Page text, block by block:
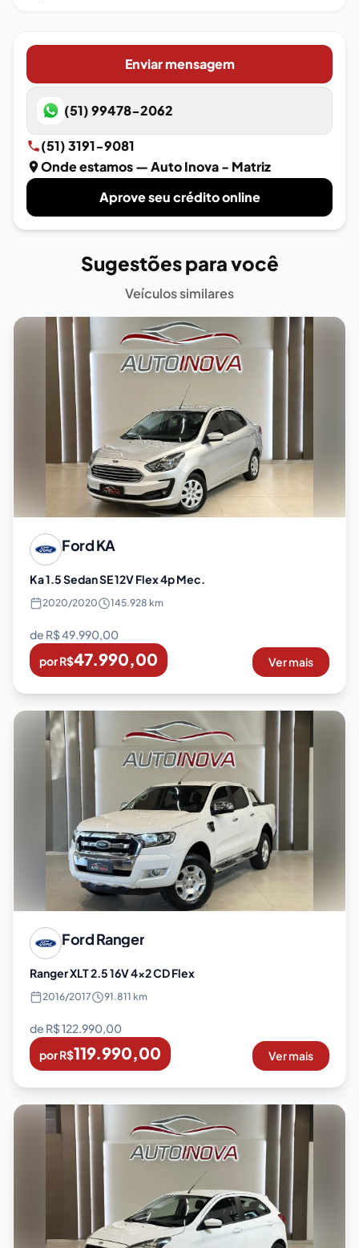
Enviar mensagem
(51) 99478-2062
(51) 3191-9081
Onde estamos— Auto Inova - Matriz
Aprove seu crédito online
Sugestões para você
Veículos similares
FordKA
Ka 1.5 Sedan SE 12V Flex 4p Mec.
2020/2020 145.928 km
de R$49.990,00
por R$47.990,00 Ver mais
FordRanger
Ranger XLT 2.5 16V 4x2 CD Flex
2016/2017 91.811 km
de R$122.990,00
por R$119.990,00 Ver mais